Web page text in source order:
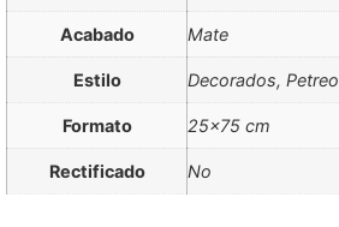
Acabado Mate
Estilo Decorados, Petreo
Formato 25×75 cm
Rectificado No